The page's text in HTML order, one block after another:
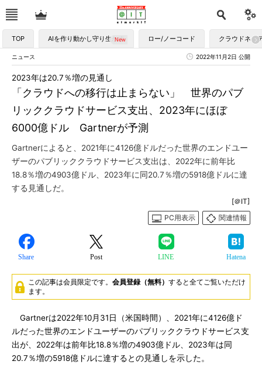
TOP AIを作り動かし守り生かす ロー/ノーコード クラウドネイ
ニュース 2022年11月2日 公開
「クラウドへの移行は止まらない」 世界のパブ
リッククラウドサービス支出、2023年にほぼ
6000億ドル Gartnerが予測
2023年は20.7％増の見通し
Gartnerによると、2021年に4126億ドルだった世界のエンドユー
ザーのパブリッククラウドサービス支出は、2022年に前年比
18.8％増の4903億ドル、2023年に同20.7％増の5918億ドルに達
する見通しだ。
[＠IT]
PC用表示
関連情報
Share Post LINE Hatena
この記事は会員限定です。 会員登録（無料） すると全てご覧いただけ
ます。
Gartnerは2022年10月31日（米国時間）、2021年に4126億ド
ルだった世界のエンドユーザーのパブリッククラウドサービス支
出が、2022年は前年比18.8％増の4903億ドル、2023年は同
20.7％増の5918億ドルに達するとの見通しを示した。